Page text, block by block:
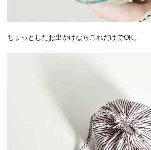
ちょっとしたお出かけならこれだけでOK。